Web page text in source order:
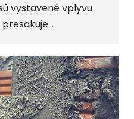
vystavené vplyvu